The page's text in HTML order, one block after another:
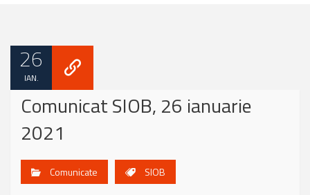
26
IAN.
Comunicat SIOB, 26 ianuarie
2021
Comunicate SIOB